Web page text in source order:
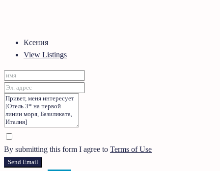
Ксения
View Listings
By submitting this form I agree to Terms of Use
Send Email